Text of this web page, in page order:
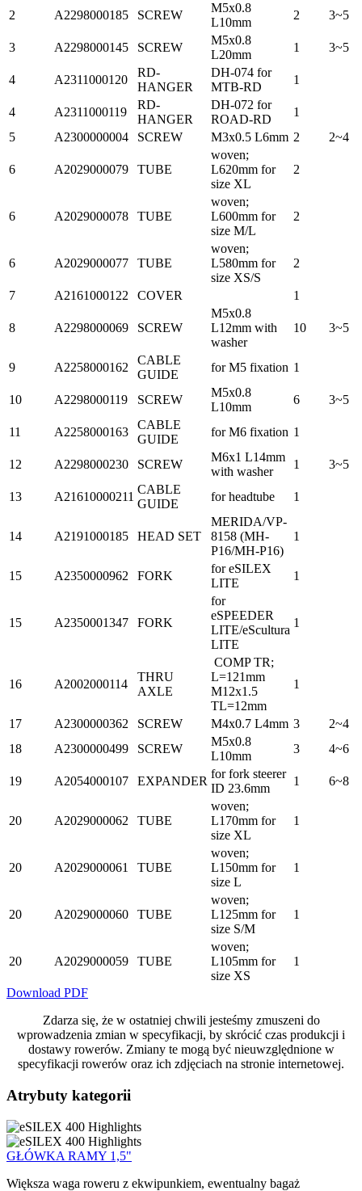
2
A2298000185 SCREW
M5x0.8
L10mm
2 3~5
3 A2298000145 SCREW
M5x0.8
L20mm
1 3~5
4 A2311000120
RD-
HANGER
DH-074 for
MTB-RD
1
4 A2311000119
RD-
HANGER
DH-072 for
ROAD-RD
1
5
A2300000004 SCREW M3x0.5 L6mm 2 2~4
6 A2029000079 TUBE
woven;
L620mm for
size XL
2
6 A2029000078 TUBE
woven;
L600mm for
size M/L
2
6 A2029000077 TUBE
woven;
L580mm for
size XS/S
2
7 A2161000122 COVER 1
8 A2298000069 SCREW
M5x0.8
L12mm with
washer
10 3~5
9 A2258000162
CABLE
GUIDE
for M5 fixation 1
10 A2298000119 SCREW
M5x0.8
L10mm
6 3~5
11 A2258000163
CABLE
GUIDE
for M6 fixation 1
12 A2298000230 SCREW
M6x1 L14mm
with washer
1 3~5
13 A21610000211
CABLE
GUIDE
for headtube 1
14 A2191000185 HEAD SET
MERIDA/VP-
8158 (MH-
P16/MH-P16)
1
15 A2350000962 FORK
for eSILEX
LITE
1
15 A2350001347 FORK
for
eSPEEDER
LITE/eScultura
LITE
1
16 A2002000114
THRU
AXLE
COMP TR;
L=121mm
M12x1.5
TL=12mm
1
17 A2300000362 SCREW M4x0.7 L4mm 3
2~4
18
A2300000499 SCREW
M5x0.8
L10mm
3 4~6
19 A2054000107 EXPANDER
for fork steerer
ID 23.6mm
1 6~8
20 A2029000062 TUBE
woven;
L170mm for
size XL
1
20 A2029000061 TUBE
woven;
L150mm for
size L
1
20 A2029000060 TUBE
woven;
L125mm for
size S/M
1
20 A2029000059 TUBE
woven;
L105mm for
size XS
1
Download PDF
Zdarza się, że w ostatniej chwili jesteśmy zmuszeni do
wprowadzenia zmian w specyfikacji, by skrócić czas produkcji i
dostawy rowerów. Zmiany te mogą być nieuwzględnione w
specyfikacji rowerów oraz ich zdjęciach na stronie internetowej.
Atrybuty kategorii
GŁÓWKA RAMY 1,5"
Większa waga roweru z ekwipunkiem, ewentualny bagaż